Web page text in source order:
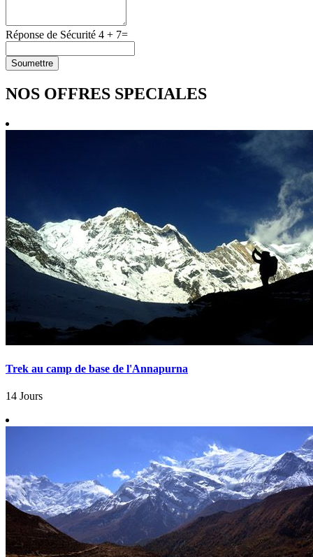
Réponse de Sécurité 4 + 7=
Soumettre
NOS OFFRES SPECIALES
Trek au camp de base de l'Annapurna
14 Jours